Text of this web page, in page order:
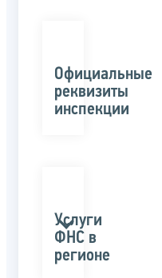
Официальные
реквизиты
инспекции
Услуги
ФНС в
регионе